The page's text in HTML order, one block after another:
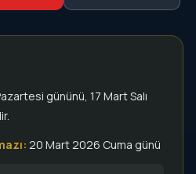
gününü, 17 Mart Salı
20 Mart 2026 Cuma günü